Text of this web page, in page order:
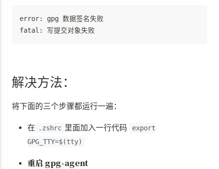
error: gpg 数据签名失败
fatal: 写提交对象失败
解决方法：
将下面的三个步骤都运行一遍：
在 .zshrc 里面加入一行代码
export
GPG_TTY=$(tty)
重启 gpg-agent